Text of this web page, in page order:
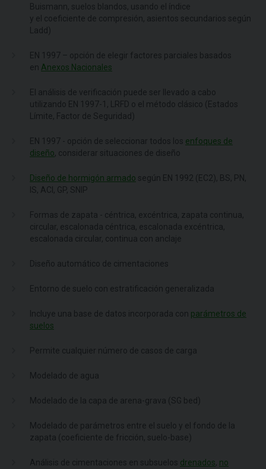
Buismann, suelos blandos, usando el índice
y el coeficiente de compresión, asientos secundarios según
Ladd)
EN 1997 – opción de elegir factores parciales basados
en Anexos Nacionales
El análisis de verificación puede ser llevado a cabo
utilizando EN 1997-1, LRFD o el método clásico (Estados
Límite, Factor de Seguridad)
EN 1997 - opción de seleccionar todos los enfoques de
diseño, considerar situaciones de diseño
Diseño de hormigón armado según EN 1992 (EC2), BS, PN,
IS, ACI, GP, SNIP
Formas de zapata - céntrica, excéntrica, zapata continua,
circular, escalonada céntrica, escalonada excéntrica,
escalonada circular, continua con anclaje
Diseño automático de cimentaciones
Entorno de suelo con estratificación generalizada
Incluye una base de datos incorporada con parámetros de
suelos
Permite cualquier número de casos de carga
Modelado de agua
Modelado de la capa de arena-grava (SG bed)
Modelado de parámetros entre el suelo y el fondo de la
zapata (coeficiente de fricción, suelo-base)
Análisis de cimentaciones en subsuelos drenados, no